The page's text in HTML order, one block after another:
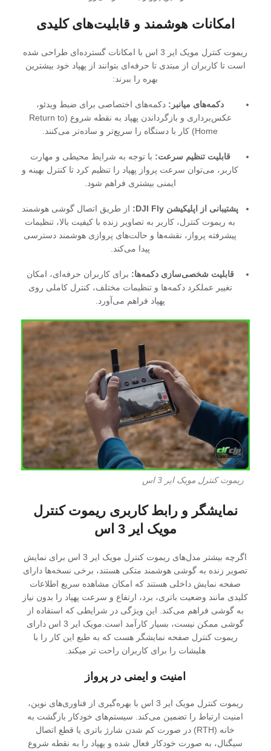
امکانات هوشمند و قابلیت‌های کلیدی
ریموت کنترل مویک ایر 3 اس با امکانات گسترده‌ای طراحی شده
است تا کاربران از مبتدی تا حرفه‌ای بتوانند از پهپاد خود بیشترین
بهره را ببرند:
دکمه‌های میانبر: دکمه‌های اختصاصی برای ضبط ویدئو،
عکس‌برداری و بازگرداندن پهپاد به نقطه شروع (Return to
Home) کار با دستگاه را سریع‌تر و ساده‌تر می‌کنند.
قابلیت تنظیم سرعت: با توجه به شرایط محیطی و مهارت
کاربر، می‌توان سرعت پرواز پهپاد را تنظیم کرد تا کنترل بهینه و
ایمنی بیشتری فراهم شود.
پشتیبانی از اپلیکیشن DJI Fly:
از طریق اتصال گوشی هوشمند
به ریموت کنترل، کاربر به تصاویر زنده با کیفیت بالا، تنظیمات
پیشرفته پرواز، نقشه‌ها و حالت‌های پروازی هوشمند دسترسی
پیدا می‌کند.
قابلیت شخصی‌سازی دکمه‌ها: برای کاربران حرفه‌ای، امکان
تغییر عملکرد دکمه‌ها و تنظیمات مختلف، کنترل کاملی روی
پهپاد فراهم می‌آورد.
ریموت کنترل مویک ایر 3 اس
نمایشگر و رابط کاربری ریموت کنترل
مویک ایر 3 اس
اگرچه بیشتر مدل‌های ریموت کنترل مویک ایر 3 اس برای نمایش
تصویر زنده به گوشی هوشمند متکی هستند، برخی نسخه‌ها دارای
صفحه نمایش داخلی هستند که امکان مشاهده سریع اطلاعات
کلیدی مانند وضعیت باتری، برد، ارتفاع و سرعت پهپاد را بدون نیاز
به گوشی فراهم می‌کند. این ویژگی در شرایطی که استفاده از
گوشی ممکن نیست، بسیار کارآمد است.مویک ایر 3 اس دارای
ریموت کنترل صفحه نمایشگر هست که به طبع این کار را با
هلیشات را برای کاربران راحت تر میکند.
امنیت و ایمنی در پرواز
ریموت کنترل مویک ایر 3 اس با بهره‌گیری از فناوری‌های نوین،
امنیت ارتباط را تضمین می‌کند. سیستم‌های خودکار بازگشت به
خانه (RTH) در صورت کم شدن شارژ باتری یا قطع اتصال
سیگنال، به صورت خودکار فعال شده و پهپاد را به نقطه شروع